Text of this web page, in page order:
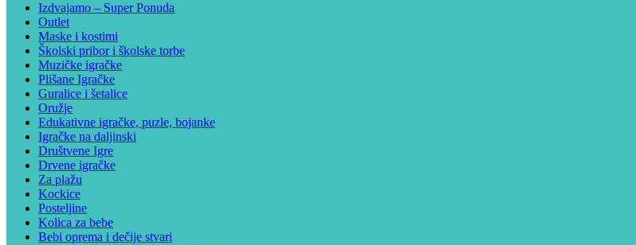
Izdvajamo – Super Ponuda
Outlet
Maske i kostimi
Školski pribor i školske torbe
Muzičke igračke
Plišane Igračke
Guralice i šetalice
Oružje
Edukativne igračke, puzle, bojanke
Igračke na daljinski
Društvene Igre
Drvene igračke
Za plažu
Kockice
Posteljine
Kolica za bebe
Bebi oprema i dečije stvari